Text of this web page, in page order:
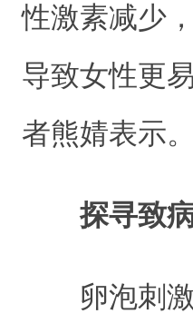
性激素减少
导致女性更
者熊婧表示。
探寻致
卵泡刺激